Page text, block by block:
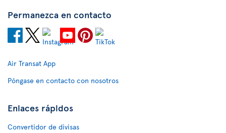
Permanezca en contacto
Air Transat App
Póngase en contacto con nosotros
Enlaces rápidos
Convertidor de divisas